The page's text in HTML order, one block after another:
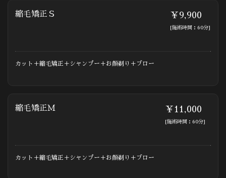
縮毛矯正Ｓ ￥9,900
[施術時間：60分]
カット＋縮毛矯正＋シャンプー＋お顔剃り＋ブロー
縮毛矯正Ｍ ￥11,000
[施術時間：60分]
カット＋縮毛矯正＋シャンプー＋お顔剃り＋ブロー